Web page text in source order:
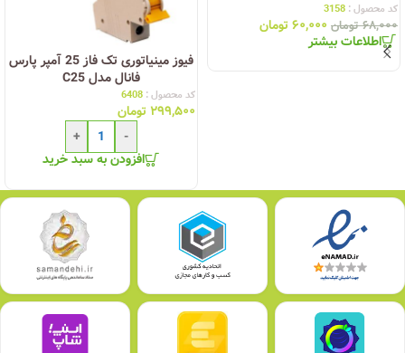
کد محصول : 3158
۶۸,۰۰۰ تومان ۶۰,۰۰۰تومان
اطلاعات بیشتر
فیوز مینیاتوری تک فاز 25 آمپر پارس
فانال مدل C25
کد محصول : 6408
۲۹۹,۵۰۰ تومان
-
+
افزودن به سبد خرید